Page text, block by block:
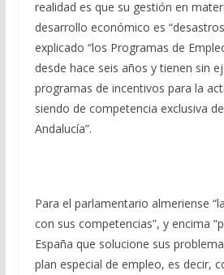
realidad es que su gestión en
desarrollo económico es
explicado “los Programas de
desde hace seis años y tienen sin
programas de incentivos para la
siendo de competencia exclusiva
Andalucía”.
Para el parlamentario almeriense
con sus competencias”, y encima
España que solucione sus
plan especial de empleo, es decir,